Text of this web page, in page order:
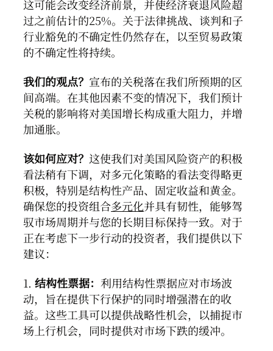
这可能会改变经济前景，并使经济衰退风险超
过之前估计的25%。关于法律挑战、谈判和子
行业豁免的不确定性仍然存在，以至贸易政策
的不确定性将持续。
我们的观点？ 宣布的关税落在我们所预期的区
间高端。在其他因素不变的情况下，我们预计
关税的影响将对美国增长构成重大阻力，并增
加通胀。
该如何应对？ 这使我们对美国风险资产的积极
看法稍有下调，对多元化策略的看法变得略更
积极，特别是结构性产品、固定收益和黄金。
确保您的投资组合多元化并具有韧性，能够驾
驭市场周期并与您的长期目标保持一致。对于
正在考虑下一步行动的投资者，我们提供以下
建议：
1. 结构性票据： 利用结构性票据应对市场波
动，旨在提供下行保护的同时增强潜在的收
益。这些工具可以提供战略性机会，以捕捉市
场上行机会，同时提供对市场下跌的缓冲。